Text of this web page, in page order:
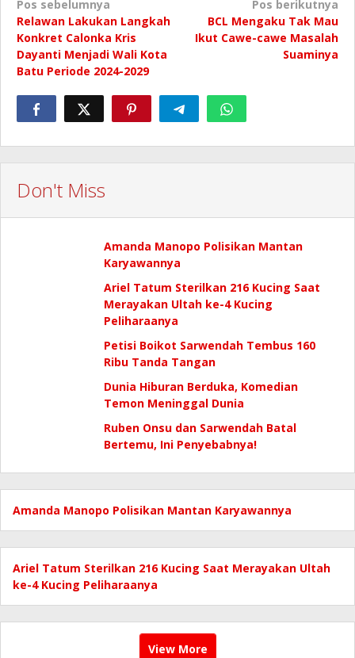
Navigasi
pos
Pos sebelumnya
Relawan Lakukan Langkah
Konkret Calonka Kris
Dayanti Menjadi Wali Kota
Batu Periode 2024-2029
Pos berikutnya
BCL Mengaku Tak Mau
Ikut Cawe-cawe Masalah
Suaminya
Don't Miss
Amanda Manopo Polisikan Mantan
Karyawannya
Ariel Tatum Sterilkan 216 Kucing Saat
Merayakan Ultah ke-4 Kucing
Peliharaanya
Petisi Boikot Sarwendah Tembus 160
Ribu Tanda Tangan
Dunia Hiburan Berduka, Komedian
Temon Meninggal Dunia
Ruben Onsu dan Sarwendah Batal
Bertemu, Ini Penyebabnya!
Amanda Manopo Polisikan Mantan Karyawannya
Ariel Tatum Sterilkan 216 Kucing Saat Merayakan Ultah
ke-4 Kucing Peliharaanya
View More